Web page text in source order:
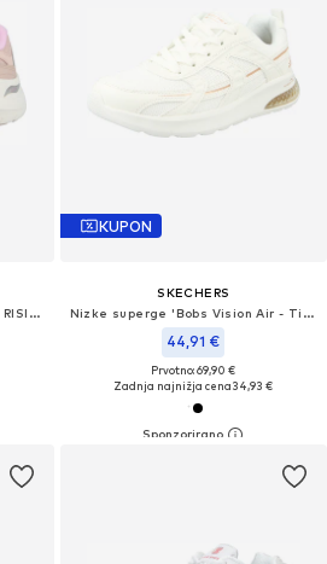
Nizke superge 'ARCH FIT 2.0 - RISING TIDE'
KUPON
SKECHERS
Nizke superge 'Bobs Vision Air - Tiered Visi'
44,91 €
Prvotno: 69,90 €
Zadnja najnižja cena34,93 €